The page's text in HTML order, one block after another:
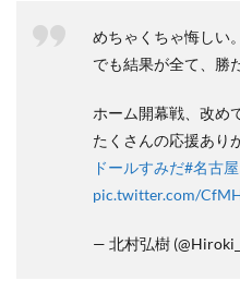
めちゃくちゃ悔しい。
でも結果が全て、勝
ホーム開幕戦、改め
たくさんの応援あり
ドールすみだ#名古
pic.twitter.com/
— 北村弘樹